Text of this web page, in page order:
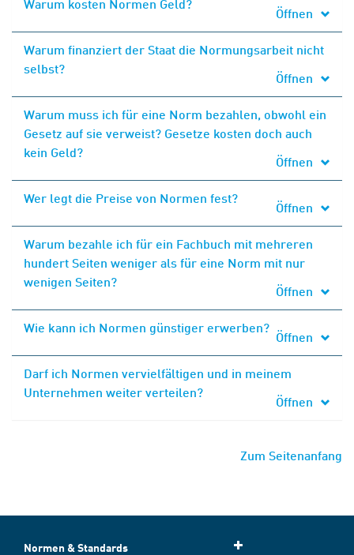
Warum kosten Normen Geld?
Öffnen
Warum finanziert der Staat die Normungsarbeit nicht
selbst?
Öffnen
Warum muss ich für eine Norm bezahlen, obwohl ein
Gesetz auf sie verweist? Gesetze kosten doch auch
kein Geld?
Öffnen
Wer legt die Preise von Normen fest?
Öffnen
Warum bezahle ich für ein Fachbuch mit mehreren
hundert Seiten weniger als für eine Norm mit nur
wenigen Seiten?
Öffnen
Wie kann ich Normen günstiger erwerben?
Öffnen
Darf ich Normen vervielfältigen und in meinem
Unternehmen weiter verteilen?
Öffnen
Zum Seitenanfang
Normen & Standards